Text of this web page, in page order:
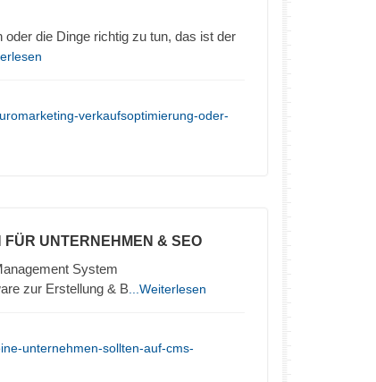
die Dinge richtig zu tun, das ist der
verkaufsoptimierung-oder-
FÜR UNTERNEHMEN & SEO
System
zur Erstellung & B ...Weiterlesen
unternehmen-sollten-auf-cms-